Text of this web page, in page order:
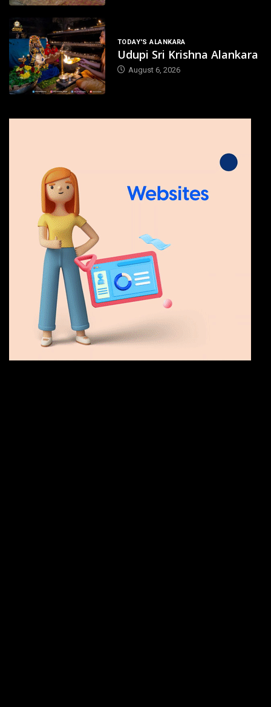
TODAY'S ALANKARA
Udupi Sri Krishna Alankara
August 6, 2026